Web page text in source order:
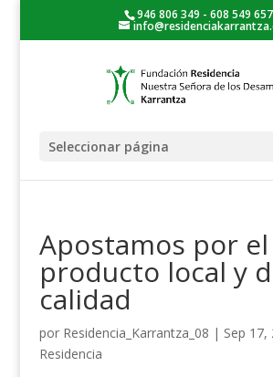
946 806 349 - 608 549 657
Seleccionar página
Apostamos por el
producto local y
calidad
por Residencia_Karrantza_08 | Sep 17,
Residencia